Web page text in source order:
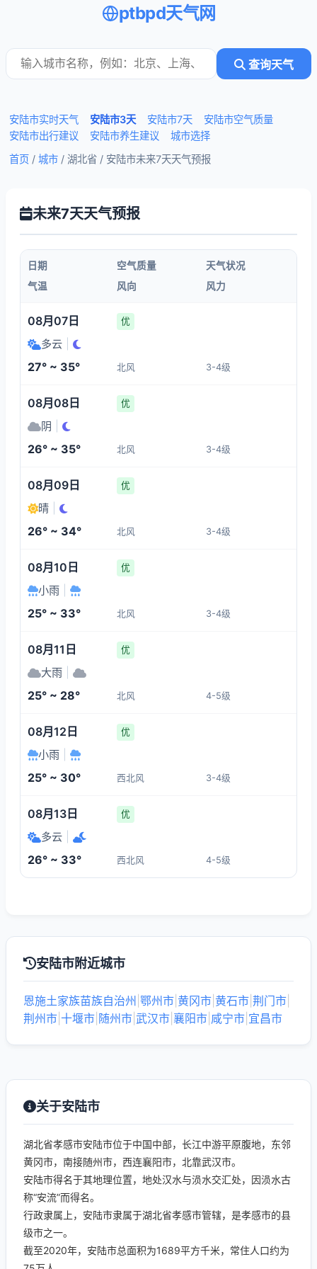
ptbpd天气网
查询天气
安陆市实时天气 安陆市3天 安陆市7天
安陆市空气质量
安陆市出行建议
安陆市养生建议
城市选择
首页 / 城市 / 湖北省 / 安陆市未来7天天气预报
未来7天天气预报
日期 空气质量
天气状况
气温
风向 风力
08月07日 优
多云
27° ~ 35° 北风 3-4级
08月08日 优
阴
26° ~ 35° 北风 3-4级
08月09日 优
晴
26° ~ 34° 北风 3-4级
08月10日 优
小雨
25° ~ 33° 北风 3-4级
08月11日 优
大雨
25° ~ 28° 北风 4-5级
08月12日 优
小雨
25° ~ 30° 西北风 3-4级
08月13日 优
多云
26° ~ 33° 西北风 4-5级
安陆市附近城市
恩施土家族苗族自治州 鄂州市 黄冈市 黄石市 荆门市
荆州市 十堰市 随州市 武汉市 襄阳市 咸宁市 宜昌市
关于安陆市
湖北省孝感市安陆市位于中国中部，长江中游平原腹地，东邻
黄冈市，南接随州市，西连襄阳市，北靠武汉市。
安陆市得名于其地理位置，地处汉水与涢水交汇处，因涢水古
称“安流”而得名。
行政隶属上，安陆市隶属于湖北省孝感市管辖，是孝感市的县
级市之一。
截至2020年，安陆市总面积为1689平方千米，常住人口约为